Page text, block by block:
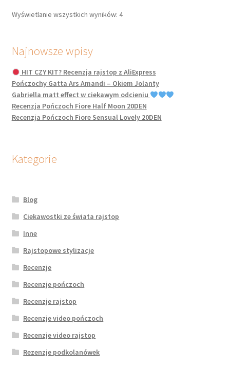
Wyświetlanie wszystkich wyników: 4
Najnowsze wpisy
HIT CZY KIT? Recenzja rajstop z AliExpress
Pończochy Gatta Ars Amandi – Okiem Jolanty
Gabriella matt effect w ciekawym odcieniu
Recenzja Pończoch Fiore Half Moon 20DEN
Recenzja Pończoch Fiore Sensual Lovely 20DEN
Kategorie
Blog
Ciekawostki ze świata rajstop
Inne
Rajstopowe stylizacje
Recenzje
Recenzje pończoch
Recenzje rajstop
Recenzje video pończoch
Recenzje video rajstop
Rezenzje podkolanówek